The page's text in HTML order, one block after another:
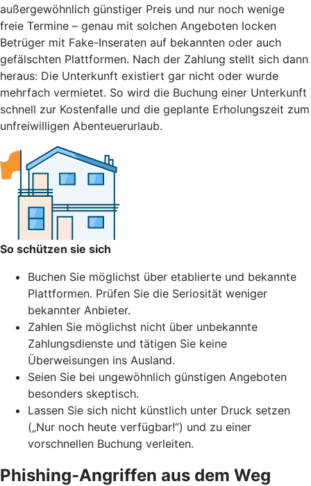
außergewöhnlich günstiger Preis und nur noch wenige
freie Termine – genau mit solchen Angeboten locken
Betrüger mit Fake-Inseraten auf bekannten oder auch
gefälschten Plattformen. Nach der Zahlung stellt sich dann
heraus: Die Unterkunft existiert gar nicht oder wurde
mehrfach vermietet. So wird die Buchung einer Unterkunft
schnell zur Kostenfalle und die geplante Erholungszeit zum
unfreiwilligen Abenteuerurlaub.
So schützen sie sich
Buchen Sie möglichst über etablierte und bekannte
Plattformen. Prüfen Sie die Seriosität weniger
bekannter Anbieter.
Zahlen Sie möglichst nicht über unbekannte
Zahlungsdienste und tätigen Sie keine
Überweisungen ins Ausland.
Seien Sie bei ungewöhnlich günstigen Angeboten
besonders skeptisch.
Lassen Sie sich nicht künstlich unter Druck setzen
(„Nur noch heute verfügbar!“) und zu einer
vorschnellen Buchung verleiten.
Phishing-Angriffen aus dem Weg